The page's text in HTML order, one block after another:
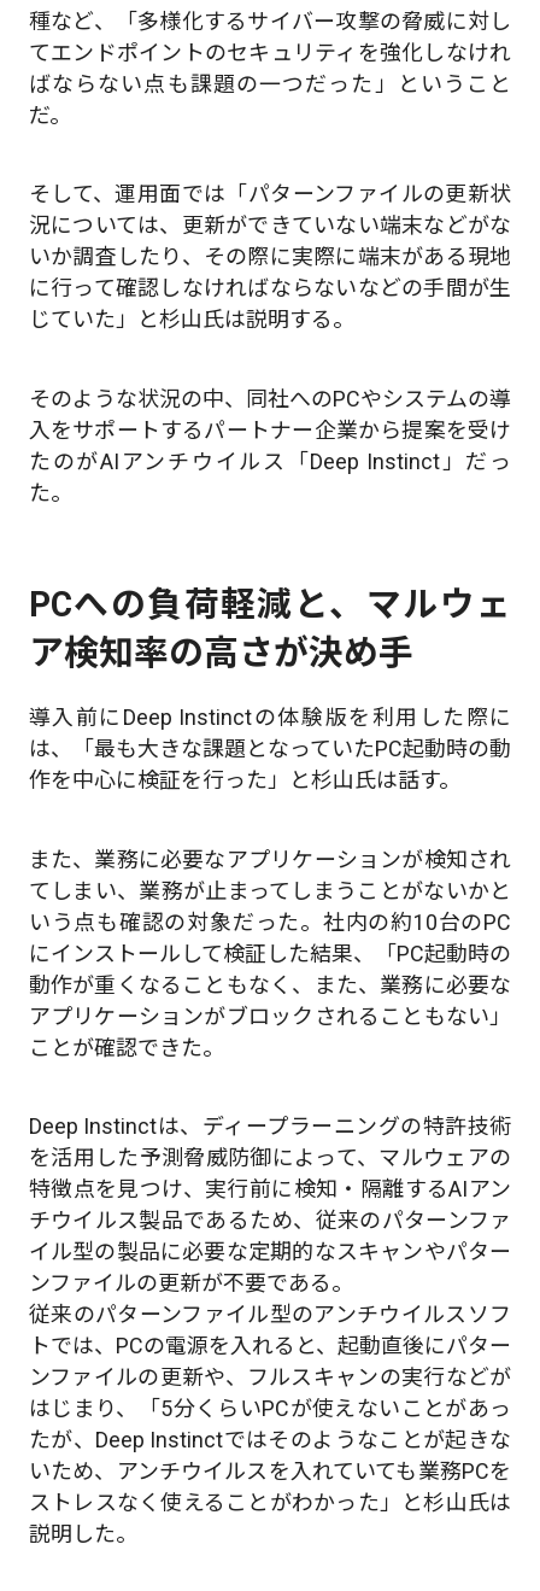
種など、「多様化するサイバー攻撃の脅威に対し
てエンドポイントのセキュリティを強化しなけれ
ばならない点も課題の一つだった」ということ
だ。
そして、運用面では「パターンファイルの更新状
況については、更新ができていない端末などがな
いか調査したり、その際に実際に端末がある現地
に行って確認しなければならないなどの手間が生
じていた」と杉山氏は説明する。
そのような状況の中、同社へのPCやシステムの導
入をサポートするパートナー企業から提案を受け
たのがAIアンチウイルス「Deep Instinct」だっ
た。
PCへの負荷軽減と、マルウェ
ア検知率の高さが決め手
導入前にDeep Instinctの体験版を利用した際に
は、「最も大きな課題となっていたPC起動時の動
作を中心に検証を行った」と杉山氏は話す。
また、業務に必要なアプリケーションが検知され
てしまい、業務が止まってしまうことがないかと
いう点も確認の対象だった。社内の約10台のPC
にインストールして検証した結果、「PC起動時の
動作が重くなることもなく、また、業務に必要な
アプリケーションがブロックされることもない」
ことが確認できた。
Deep Instinctは、ディープラーニングの特許技術
を活用した予測脅威防御によって、マルウェアの
特徴点を見つけ、実行前に検知・隔離するAIアン
チウイルス製品であるため、従来のパターンファ
イル型の製品に必要な定期的なスキャンやパター
ンファイルの更新が不要である。
従来のパターンファイル型のアンチウイルスソフ
トでは、PCの電源を入れると、起動直後にパター
ンファイルの更新や、フルスキャンの実行などが
はじまり、「5分くらいPCが使えないことがあっ
たが、Deep Instinctではそのようなことが起きな
いため、アンチウイルスを入れていても業務PCを
ストレスなく使えることがわかった」と杉山氏は
説明した。